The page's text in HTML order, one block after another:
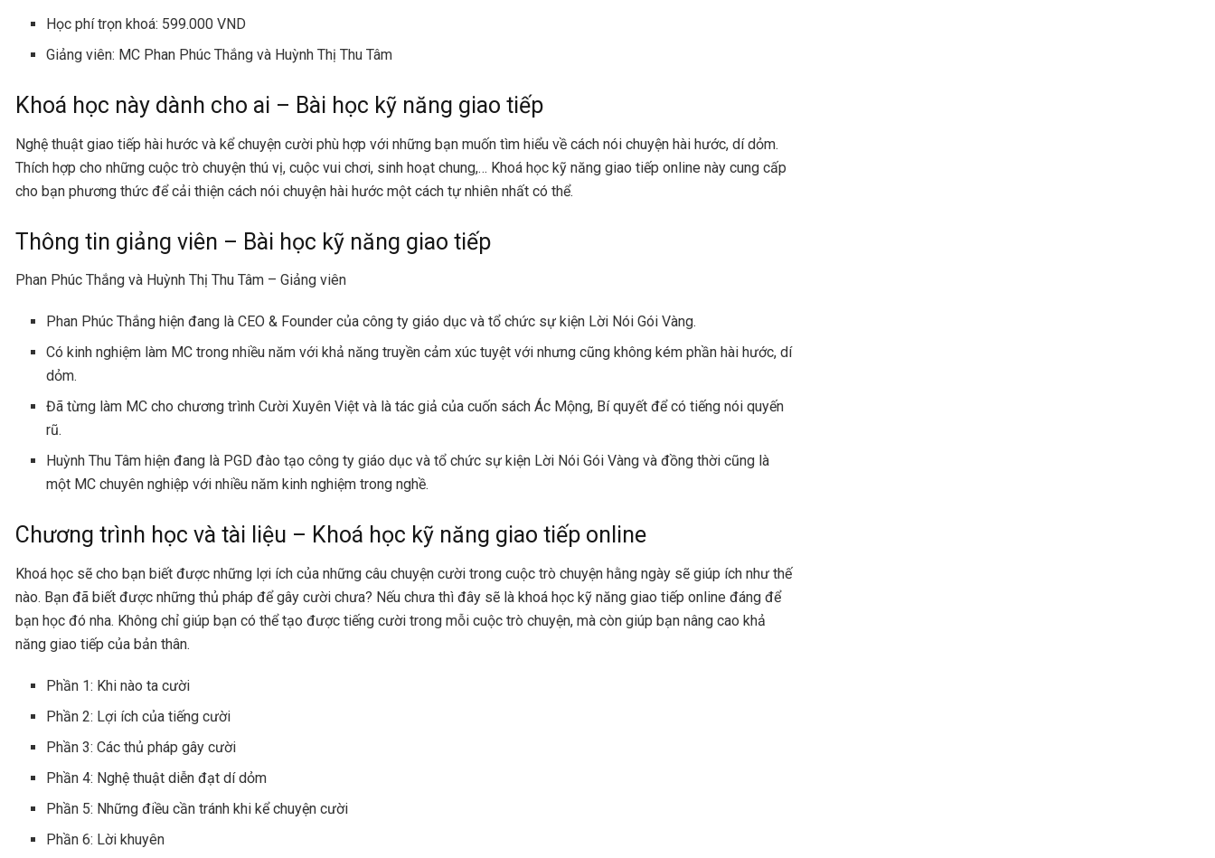
Học phí trọn khoá: 599.000 VND
Giảng viên: MC Phan Phúc Thắng và Huỳnh Thị Thu Tâm
Khoá học này dành cho ai – Bài học kỹ năng giao tiếp
Nghệ thuật giao tiếp hài hước và kể chuyện cười phù hợp với những bạn muốn tìm hiểu về cách nói chuyện hài hước, dí dỏm.
Thích hợp cho những cuộc trò chuyện thú vị, cuộc vui chơi, sinh hoạt chung,… Khoá học kỹ năng giao tiếp online này cung cấp
cho bạn phương thức để cải thiện cách nói chuyện hài hước một cách tự nhiên nhất có thể.
Thông tin giảng viên – Bài học kỹ năng giao tiếp
Phan Phúc Thắng và Huỳnh Thị Thu Tâm – Giảng viên
Phan Phúc Thắng hiện đang là CEO & Founder của công ty giáo dục và tổ chức sự kiện Lời Nói Gói Vàng.
Có kinh nghiệm làm MC trong nhiều năm với khả năng truyền cảm xúc tuyệt với nhưng cũng không kém phần hài hước, dí
dỏm.
Đã từng làm MC cho chương trình Cười Xuyên Việt và là tác giả của cuốn sách Ác Mộng, Bí quyết để có tiếng nói quyến
rũ.
Huỳnh Thu Tâm hiện đang là PGD đào tạo công ty giáo dục và tổ chức sự kiện Lời Nói Gói Vàng và đồng thời cũng là
một MC chuyên nghiệp với nhiều năm kinh nghiệm trong nghề.
Chương trình học và tài liệu – Khoá học kỹ năng giao tiếp online
Khoá học sẽ cho bạn biết được những lợi ích của những câu chuyện cười trong cuộc trò chuyện hằng ngày sẽ giúp ích như thế
nào. Bạn đã biết được những thủ pháp để gây cười chưa? Nếu chưa thì đây sẽ là khoá học kỹ năng giao tiếp online đáng để
bạn học đó nha. Không chỉ giúp bạn có thể tạo được tiếng cười trong mỗi cuộc trò chuyện, mà còn giúp bạn nâng cao khả
năng giao tiếp của bản thân.
Phần 1: Khi nào ta cười
Phần 2: Lợi ích của tiếng cười
Phần 3: Các thủ pháp gây cười
Phần 4: Nghệ thuật diễn đạt dí dỏm
Phần 5: Những điều cần tránh khi kể chuyện cười
Phần 6: Lời khuyên